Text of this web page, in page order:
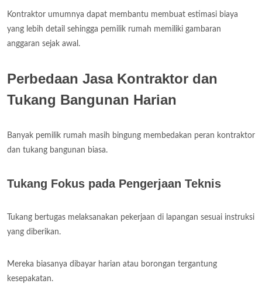
Kontraktor umumnya dapat membantu membuat estimasi biaya
yang lebih detail sehingga pemilik rumah memiliki gambaran
anggaran sejak awal.
Perbedaan Jasa Kontraktor dan
Tukang Bangunan Harian
Banyak pemilik rumah masih bingung membedakan peran kontraktor
dan tukang bangunan biasa.
Tukang Fokus pada Pengerjaan Teknis
Tukang bertugas melaksanakan pekerjaan di lapangan sesuai instruksi
yang diberikan.
Mereka biasanya dibayar harian atau borongan tergantung
kesepakatan.